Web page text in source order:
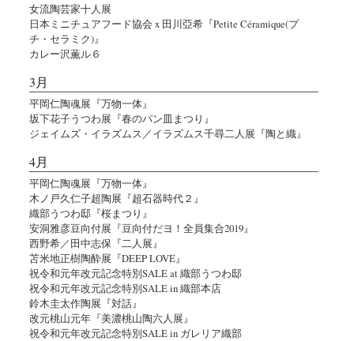
女流陶芸家十人展
日本ミニチュアフード協会 x 田川亞希『Petite Céramique(プ
チ・セラミク)』
カレー沢薫ル６
3月
平岡仁陶魂展『万物一体』
坂下花子うつわ展『春のパン皿まつり』
ジェイムズ・イラズムス／イラズムス千尋二人展『陶と織』
4月
平岡仁陶魂展『万物一体』
木ノ戸久仁子超陶展『超石器時代２』
織部うつわ邸『桜まつり』
安洞雅彦豆向付展『豆向付だヨ！全員集合2019』
西野希／田中志保『二人展』
苫米地正樹陶酔展『DEEP LOVE』
祝令和元年改元記念特別SALE at 織部うつわ邸
祝令和元年改元記念特別SALE in 織部本店
鈴木圭太作陶展『対話』
改元桃山元年『美濃桃山陶六人展』
祝令和元年改元記念特別SALE in ガレリア織部